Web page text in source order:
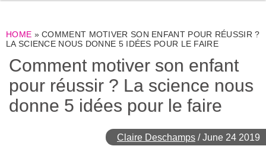
HOME »COMMENT MOTIVER SON ENFANT POUR RÉUSSIR ?
LA SCIENCE NOUS DONNE 5 IDÉES POUR LE FAIRE
Comment motiver son enfant
pour réussir ? La science nous
donne 5 idées pour le faire
Claire Deschamps /June 24 2019